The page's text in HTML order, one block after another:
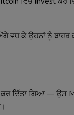
ਵਧ ਕੇ ਉਹਨਾਂ ਨੂੰ ਬਾਹਰ
ਕਰ ਦਿੱਤਾ ਗਿਆ — ਉਸ